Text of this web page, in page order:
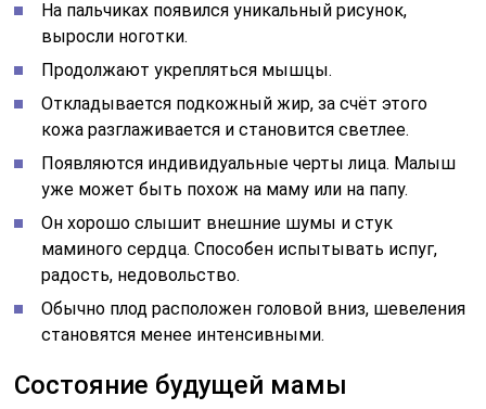
На пальчиках появился уникальный рисунок,
выросли ноготки.
Продолжают укрепляться мышцы.
Откладывается подкожный жир, за счёт этого
кожа разглаживается и становится светлее.
Появляются индивидуальные черты лица. Малыш
уже может быть похож на маму или на папу.
Он хорошо слышит внешние шумы и стук
маминого сердца. Способен испытывать испуг,
радость, недовольство.
Обычно плод расположен головой вниз, шевеления
становятся менее интенсивными.
Состояние будущей мамы